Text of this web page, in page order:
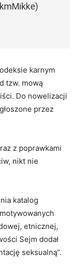
karnym
tzw. mową
Do nowelizacji
przez
z poprawkami
nikt nie
katalog
etnicznej,
Sejm dodał
seksualną”.